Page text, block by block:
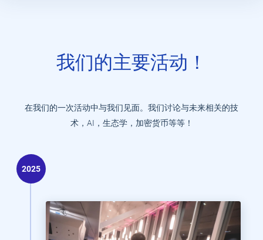
我们的主要活动！
在我们的一次活动中与我们见面。我们讨论与未来相关的技
术，AI，生态学，加密货币等等！
2025